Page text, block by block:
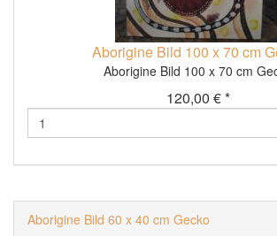
Aborigine Bild 100 x 70 cm
Aborigine Bild 100 x 70 cm
120,00 € *
Aborigine Bild 60 x 40 cm Gecko